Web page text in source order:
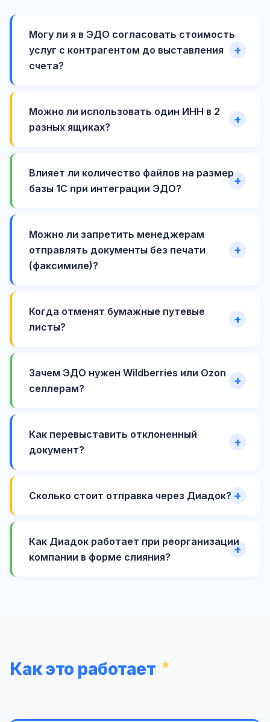
Могу ли я в ЭДО согласовать стоимость
услуг с контрагентом до выставления
счета?
Можно ли использовать один ИНН в 2
разных ящиках?
Влияет ли количество файлов на размер
базы 1С при интеграции ЭДО?
Можно ли запретить менеджерам
отправлять документы без печати
(факсимиле)?
Когда отменят бумажные путевые
листы?
Зачем ЭДО нужен Wildberries или Ozon
селлерам?
Как перевыставить отклоненный
документ?
Сколько стоит отправка через Диадок?
Как Диадок работает при реорганизации
компании в форме слияния?
Как это работает